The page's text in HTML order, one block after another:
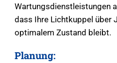
Wartungsdienstleistungen
dass Ihre Lichtkuppel über
optimalem Zustand bleibt.
Planung: